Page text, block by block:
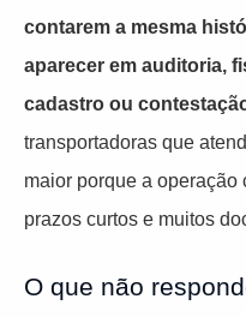
contarem a mesma
aparecer em auditoria,
cadastro ou
transportadoras que
maior porque a operação
prazos curtos e muitos
O que não